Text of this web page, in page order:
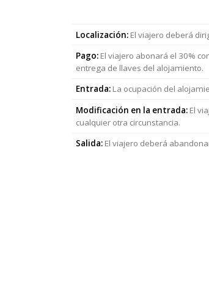
Localización: El viajero deberá
Pago: El viajero abonará el 30%
entrega de llaves del alojamiento.
Entrada: La ocupación del
Modificación en la entrada: El
cualquier otra circunstancia.
Salida: El viajero deberá